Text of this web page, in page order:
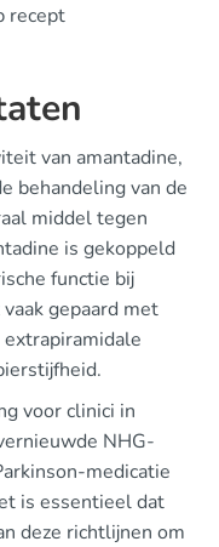
recept
van amantadine,
behandeling van de
middel tegen
is gekoppeld
functie bij
gepaard met
voor clinici in
NHG-
medicatie
is essentieel dat
deze richtlijnen om